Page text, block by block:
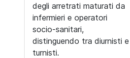
degli arretrati maturati da
infermieri e operatori
socio-sanitari,
distinguendo tra diurnisti e
turnisti.